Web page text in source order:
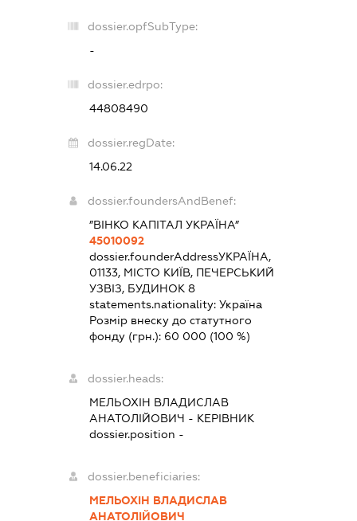
dossier.opfSubType:
-
dossier.edrpo:
44808490
dossier.regDate:
14.06.22
dossier.foundersAndBenef:
”ВІНКО КАПІТАЛ УКРАЇНА”
45010092
dossier.founderAddressУКРАЇНА,
01133, МІСТО КИЇВ, ПЕЧЕРСЬКИЙ
УЗВІЗ, БУДИНОК 8
statements.nationality:Україна
Розмір внеску до статутного
фонду (грн.): 60 000 (100 %)
dossier.heads:
МЕЛЬОХІН ВЛАДИСЛАВ
АНАТОЛІЙОВИЧ - КЕРІВНИК
dossier.position -
dossier.beneficiaries:
МЕЛЬОХІН ВЛАДИСЛАВ
АНАТОЛІЙОВИЧ